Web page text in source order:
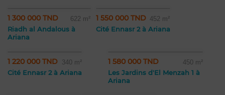
1 300 000 TND 622 m²
Riadh al Andalous à
Ariana
1 550 000 TND 452 m²
Cité Ennasr 2 à Ariana
1 220 000 TND 340 m²
Cité Ennasr 2 à Ariana
1 580 000 TND 450 m²
Les Jardins d'El Menzah 1 à
Ariana